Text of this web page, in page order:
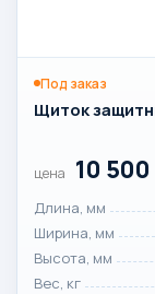
Под заказ
Щиток
цена 10 500
Длина, мм
Ширина, мм
Высота, мм
Вес, кг